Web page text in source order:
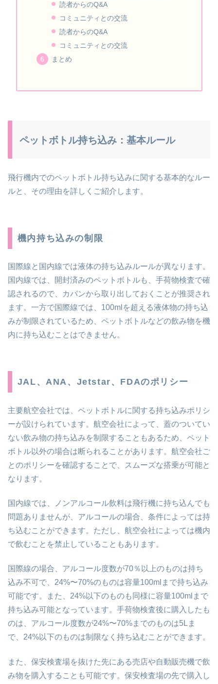
読者からのQ&A
コミュニティとの交流
読者からのQ&A
コミュニティとの交流
まとめ
ペットボトル持ち込み：基本ルール
飛行機内でのペットボトル持ち込みに関する基本的なルー
ルと、その理由を詳しくご紹介します。
機内持ち込みの制限
国際線と国内線では液体の持ち込みルールが異なります。
国内線では、開封済みのペットボトルも、手荷物検査で確
認されるので、カバンから取り出しておくことが推奨され
ます。一方で国際線では、100mlを超える液体物の持ち込
みが制限されているため、ペットボトルなどの飲み物を機
内に持ち込むことはできません。
JAL、ANA、Jetstar、FDAのポリシー
主要航空会社では、ペットボトルに関する持ち込みポリシ
ーが設けられています。航空会社によって、蓋のついてい
ない飲み物の持ち込みを制限することもあるため、ペット
ボトル以外の場合は断られることがあります。航空会社ご
とのポリシーを確認することで、スムーズな搭乗が可能と
なります。
国内線では、ノンアルコール飲料は飛行機に持ち込んでも
問題ありませんが、アルコールの場合、条件によっては持
ち込むことができます。ただし、航空会社によっては機内
で飲むことを禁止していることもあります。
国際線の場合、アルコール度数が70％以上のものは持ち
込み不可で、24%〜70%のものは容量100mlまで持ち込み
可能です。また、24%以下のものも同様に容量100mlまで
持ち込み可能となっています。手荷物検査後に購入したも
のは、アルコール度数が24%〜70%までのものは5Lま
で、24%以下のものは制限なく持ち込むことができます。
また、保安検査場を抜けた先にある売店や自動販売機で飲
み物を購入することも可能です。保安検査場の先で購入し